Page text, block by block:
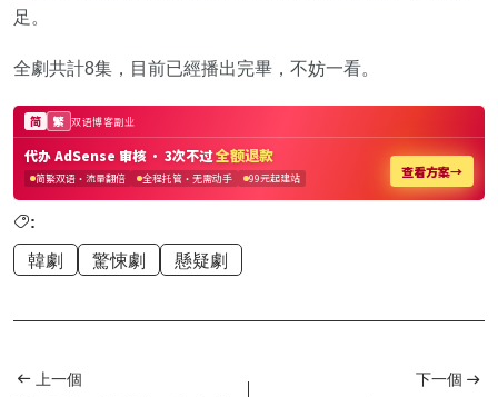
足。
全劇共計8集，目前已經播出完畢，不妨一看。
:
韓劇 驚悚劇 懸疑劇
上一個 下一個